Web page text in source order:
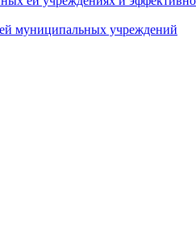
муниципальных учреждений